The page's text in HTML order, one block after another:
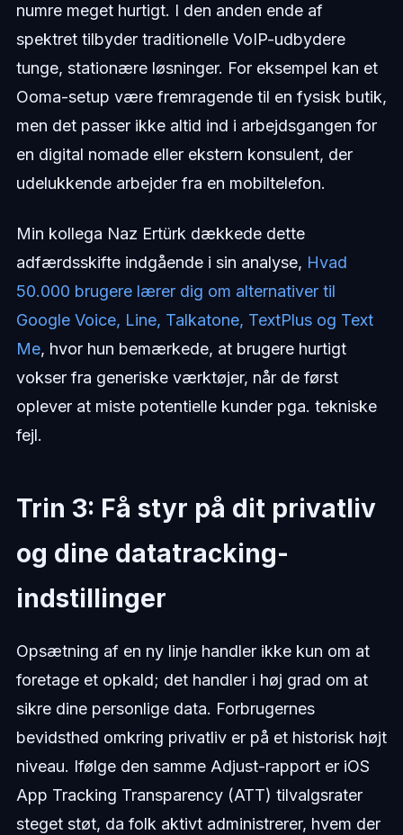
numre meget hurtigt. I den anden ende af
spektret tilbyder traditionelle VoIP-udbydere
tunge, stationære løsninger. For eksempel kan et
Ooma-setup være fremragende til en fysisk butik,
men det passer ikke altid ind i arbejdsgangen for
en digital nomade eller ekstern konsulent, der
udelukkende arbejder fra en mobiltelefon.
Min kollega Naz Ertürk dækkede dette
adfærdsskifte indgående i sin analyse, Hvad
50.000 brugere lærer dig om alternativer til
Google Voice, Line, Talkatone, TextPlus og Text
Me, hvor hun bemærkede, at brugere hurtigt
vokser fra generiske værktøjer, når de først
oplever at miste potentielle kunder pga. tekniske
fejl.
Trin 3: Få styr på dit privatliv
og dine datatracking-
indstillinger
Opsætning af en ny linje handler ikke kun om at
foretage et opkald; det handler i høj grad om at
sikre dine personlige data. Forbrugernes
bevidsthed omkring privatliv er på et historisk højt
niveau. Ifølge den samme Adjust-rapport er iOS
App Tracking Transparency (ATT) tilvalgsrater
steget støt, da folk aktivt administrerer, hvem der